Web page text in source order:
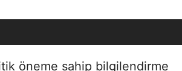
öneme sahip bilgilendirme